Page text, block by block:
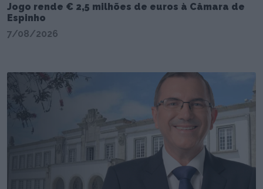
Jogo rende € 2,5 milhões de euros à Câmara de
Espinho
7/08/2026